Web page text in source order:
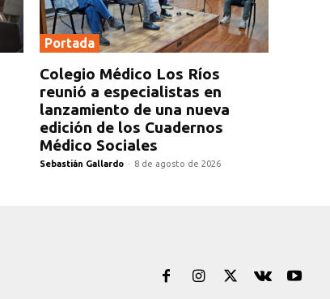
Portada
Colegio Médico Los Ríos
reunió a especialistas en
lanzamiento de una nueva
edición de los Cuadernos
Médico Sociales
Sebastián Gallardo - 8 de agosto de 2026